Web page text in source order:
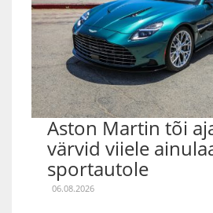
Aston Martin tõi
värvid viiele
sportautole
06.08.2026